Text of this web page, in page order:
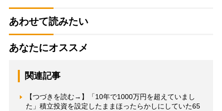
あわせて読みたい
あなたにオススメ
関連記事
【つづきを読む→】「10年で1000万円を超えていまし
た」積立投資を設定したままほったらかしにしていた65